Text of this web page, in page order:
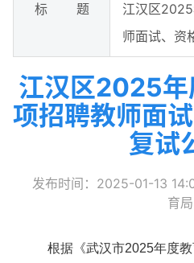
标 题
江汉区
师面试、资
江汉区2025年
项招聘教师面
复试
发布时间：2025-01-13
育局
根据《武汉市2025年度